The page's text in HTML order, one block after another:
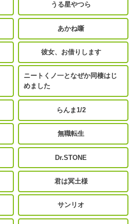
うる星やつら
あかね噺
彼女、お借りします
ニートくノ一となぜか同棲はじ
めました
らんま1/2
無職転生
Dr.STONE
君は冥土様
サンリオ